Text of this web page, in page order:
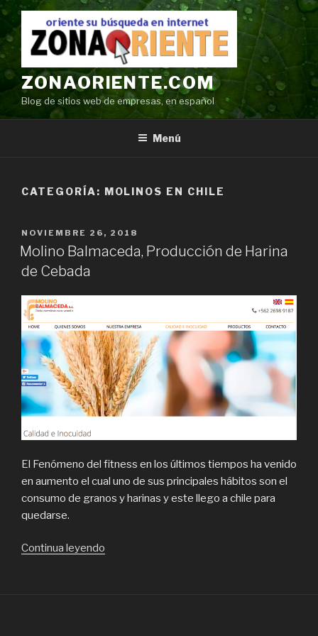
Ir
contenido
ZONAORIENTE.COM
Blog de sitios web de empresas, en español
Menú
CATEGORÍA: MOLINOS EN CHILE
POSTED
ON
NOVIEMBRE 26, 2018
Molino Balmaceda, Producción de Harina
de Cebada
El Fenómeno del fitness en los últimos tiempos ha venido
en aumento el cual uno de sus principales hábitos son el
consumo de granos y harinas y este llego a chile para
quedarse.
Continua leyendo